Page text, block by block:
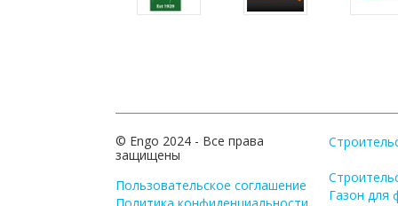
© Engo 2024 - Все права
защищены
Пользовательское соглашение
Газон для